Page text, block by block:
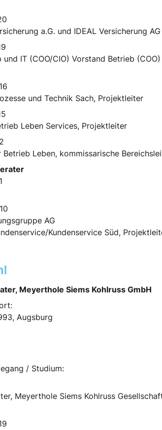
a.G. und IDEAL Versicherung AG
IT (COO/CIO) Vorstand Betrieb (COO)
und Technik Sach, Projektleiter
Leben Services, Projektleiter
Leben, kommissarische
AG
Kundenservice Süd,
Meyerthole Siems Kohlruss GmbH
Augsburg
/ Studium:
Meyerthole Siems Kohlruss